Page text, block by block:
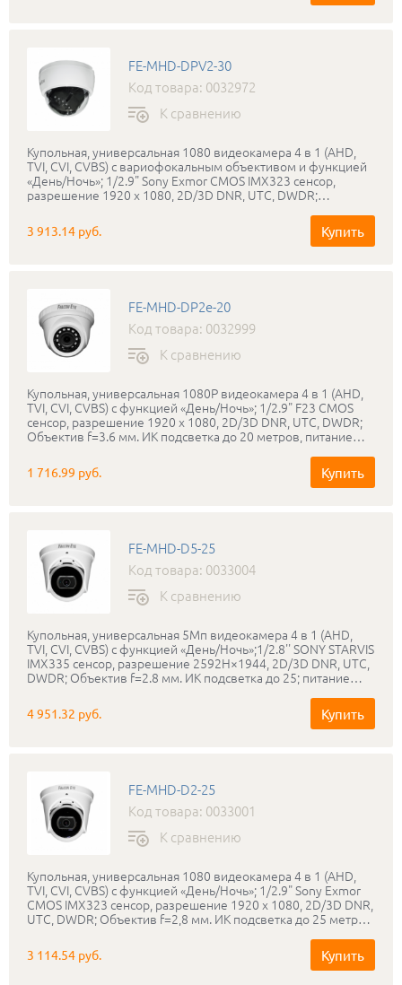
FE-MHD-DPV2-30
Код товара: 0032972
К сравнению
Купольная, универсальная 1080 видеокамера 4 в 1 (AHD,
TVI, CVI, CVBS) с вариофокальным объективом и функцией
«День/Ночь»; 1/2.9" Sony Exmor CMOS IMX323 сенсор,
разрешение 1920 х 1080, 2D/3D DNR, UTC, DWDR;
DC12В; Пластик
3 913.14 руб. Купить
FE-MHD-DP2e-20
Код товара: 0032999
К сравнению
Купольная, универсальная 1080P видеокамера 4 в 1 (AHD,
TVI, CVI, CVBS) с функцией «День/Ночь»; 1/2.9" F23 CMOS
сенсор, разрешение 1920 х 1080, 2D/3D DNR, UTC, DWDR;
Объектив f=3.6 мм. ИК подсветка до 20 метров, питание
1 716.99 руб. Купить
FE-MHD-D5-25
Код товара: 0033004
К сравнению
Купольная, универсальная 5Мп видеокамера 4 в 1 (AHD,
TVI, CVI, CVBS) с функцией «День/Ночь»;1/2.8'' SONY STARVIS
IMX335 сенсор, разрешение 2592H×1944, 2D/3D DNR, UTC,
DWDR; Объектив f=2.8 мм. ИК подсветка до 25; питание
4 951.32 руб. Купить
FE-MHD-D2-25
Код товара: 0033001
К сравнению
Купольная, универсальная 1080 видеокамера 4 в 1 (AHD,
TVI, CVI, CVBS) с функцией «День/Ночь»; 1/2.9" Sony Exmor
CMOS IMX323 сенсор, разрешение 1920 х 1080, 2D/3D DNR,
UTC, DWDR; Объектив f=2,8 мм. ИК подсветка до 25 метров,
3 114.54 руб. Купить